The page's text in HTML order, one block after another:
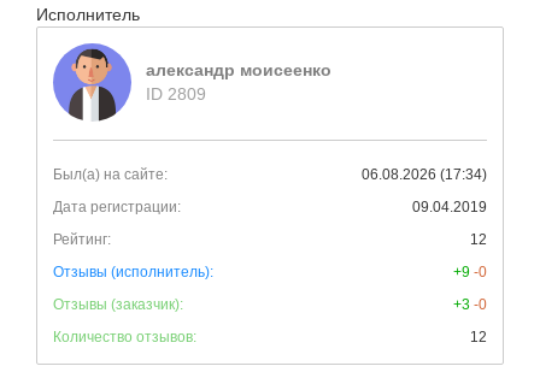
Исполнитель
александр моисеенко
ID 2809
Был(а) на сайте:
06.08.2026 (17:34)
Дата регистрации:
09.04.2019
Рейтинг:
12
Отзывы (исполнитель):
+9 -0
Отзывы (заказчик):
+3 -0
Количество отзывов:
12